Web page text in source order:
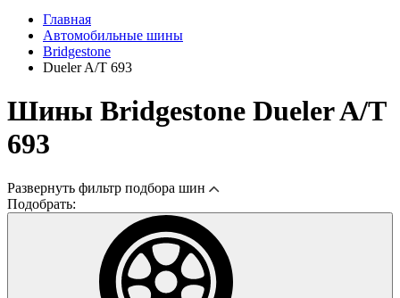
Главная
Автомобильные шины
Bridgestone
Dueler A/T 693
Шины Bridgestone Dueler A/T
693
Развернуть фильтр подбора шин
Подобрать: